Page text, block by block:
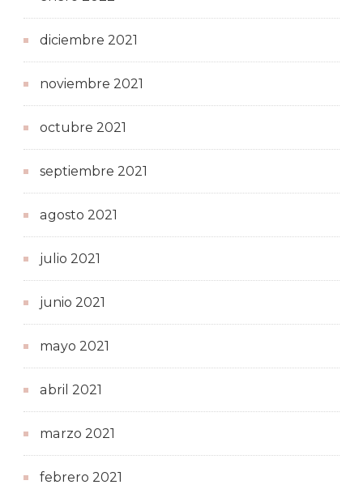
diciembre 2021
noviembre 2021
octubre 2021
septiembre 2021
agosto 2021
julio 2021
junio 2021
mayo 2021
abril 2021
marzo 2021
febrero 2021